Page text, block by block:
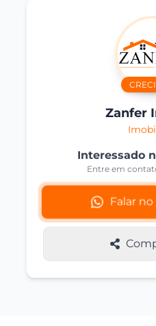
Zanfer
Interessado
Entre em
Falar